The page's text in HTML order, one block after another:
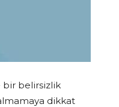
bir belirsizlik
dikkat